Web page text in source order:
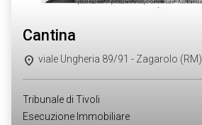
cantina
viale Ungheria 89/91 - Zagarolo (RM)
Tribunale di Tivoli
Esecuzione Immobiliare